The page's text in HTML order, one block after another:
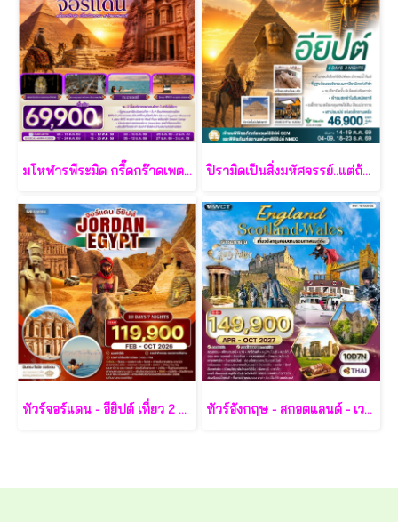
มโหฬารพีระมิด กรี๊ดกร๊าดเพตรา หน้าลอยบนเดดซี EGYPT – JORDAN 8 วัน 5 คืน - RJ ปิรามิดเป็นสิ่งมหัศจรรย์..แต่ถ้าเธอ อยากได้คนดามอก ต้องมากับเรา อียิปต์ 6 วัน 3 คืน - SV
ทัวร์จอร์แดน - อียิปต์ เที่ยว 2 ดินแดนอารยธรรมระดับโลก - RJ ทัวร์อังกฤษ - สกอตแลนด์ - เวลส์ 10 วัน - TG